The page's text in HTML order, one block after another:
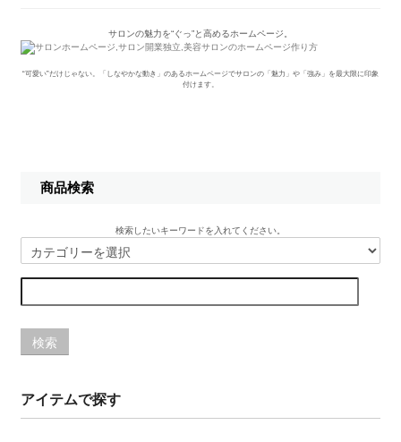
サロンの魅力を“ぐっ”と高めるホームページ。
“可愛い”だけじゃない。「しなやかな動き」のあるホームページでサロンの「魅力」や「強み」を最大限に印象
付けます。
商品検索
検索したいキーワードを入れてください。
検索
アイテムで探す